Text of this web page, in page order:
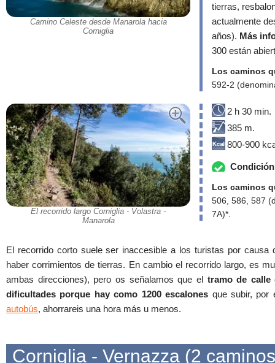
Camino Celeste desde Manarola hacia
Corniglia
tierras,
actualmente
años). Más
300 están
Los caminos
592-2
El recorrido largo Corniglia - Volastra -
Manarola
2 h 30 min.
385 m.
800-900
Los caminos
506, 586, 587
7A)*.
El recorrido corto suele ser inaccesible a los turistas por causa
haber corrimientos de tierras. En cambio el recorrido largo, es
ambas direcciones), pero os señalamos que el tramo de calle
dificultades porque hay como 1200 escalones que subir, por
autobús, ahorrareis una hora más u menos.
Corniglia - Vernazza (2